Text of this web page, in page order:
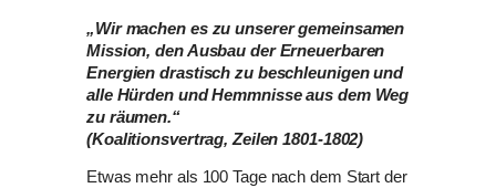
„Wir machen es zu unserer gemeinsamen
Mission, den Ausbau der Erneuerbaren
Energien drastisch zu beschleunigen und
alle Hürden und Hemmnisse aus dem Weg
zu räumen.“
(Koalitionsvertrag, Zeilen 1801-1802)
Etwas mehr als 100 Tage nach dem Start der